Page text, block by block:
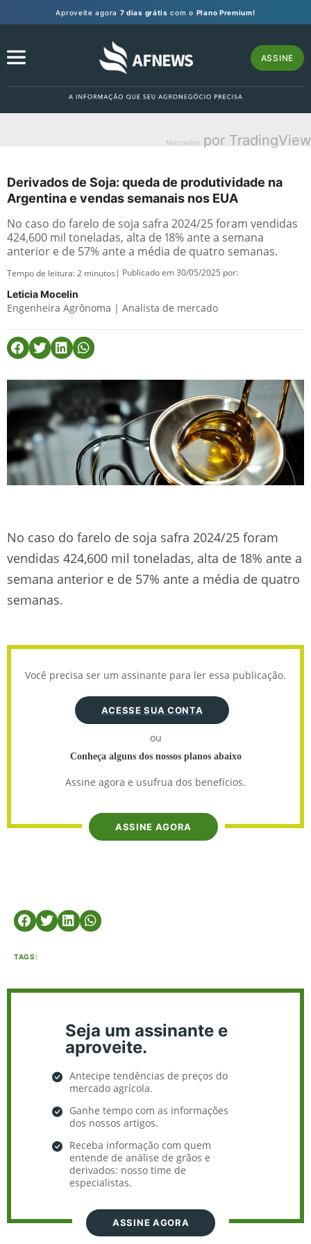
Aproveite agora 7 dias grátis com o Plano Premium!
ASSINE
Mercados por TradingView
Derivados de Soja: queda de produtividade na
Argentina e vendas semanais nos EUA
No caso do farelo de soja safra 2024/25 foram vendidas
424,600 mil toneladas, alta de 18% ante a semana
anterior e de 57% ante a média de quatro semanas.
Tempo de leitura:2 minutos | Publicado em 30/05/2025 por:
Leticia Mocelin
Engenheira Agrônoma | Analista de mercado
No caso do farelo de soja safra 2024/25 foram
vendidas 424,600 mil toneladas, alta de 18% ante a
semana anterior e de 57% ante a média de quatro
semanas.
Você precisa ser um assinante para ler essa publicação.
ACESSE SUA CONTA
ou
Conheça alguns dos nossos planos abaixo
Assine agora e usufrua dos benefícios.
ASSINE AGORA
TAGS:
Seja um assinante e
aproveite.
Antecipe tendências de preços do
mercado agrícola.
Ganhe tempo com as informações
dos nossos artigos.
Receba informação com quem
entende de análise de grãos e
derivados: nosso time de
especialistas.
ASSINE AGORA